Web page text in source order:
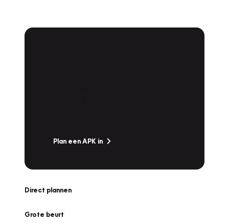
Plan een APK in
Direct plannen
Grote beurt